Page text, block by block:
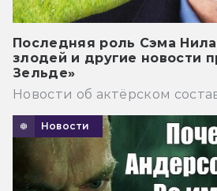
Последняя роль Сэма
злодей и другие новости
Зельде»
Новости об актёрском
Новости